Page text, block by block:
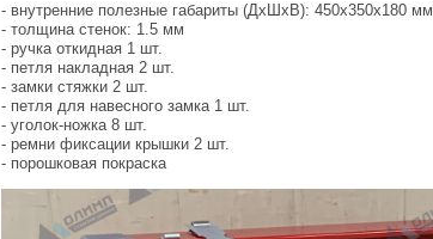
- внутренние полезные габариты (ДхШхВ): 450х350х180 мм
- толщина стенок: 1.5 мм
- ручка откидная 1 шт.
- петля накладная 2 шт.
- замки стяжки 2 шт.
- петля для навесного замка 1 шт.
- уголок-ножка 8 шт.
- ремни фиксации крышки 2 шт.
- порошковая покраска